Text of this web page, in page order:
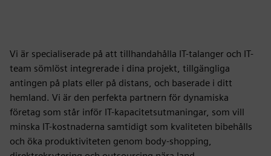
Vi är specialiserade på att tillhandahålla IT-talanger och IT-
team sömlöst integrerade i dina projekt, tillgängliga
antingen på plats eller på distans, och baserade i ditt
hemland. Vi är den perfekta partnern för dynamiska
företag som står inför IT-kapacitetsutmaningar, som vill
minska IT-kostnaderna samtidigt som kvaliteten bibehålls
och öka produktiviteten genom body-shopping,